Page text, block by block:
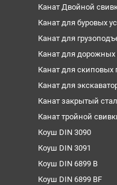
Канат Двойной
Канат для буровых
Канат для
Канат для
Канат для
Канат для
Канат закрытый
Канат тройной
Коуш DIN 3090
Коуш DIN 3091
Коуш DIN 6899 B
Коуш DIN 6899 BF